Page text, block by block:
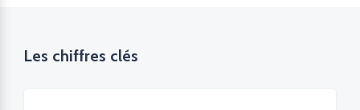
Les chiffres clés